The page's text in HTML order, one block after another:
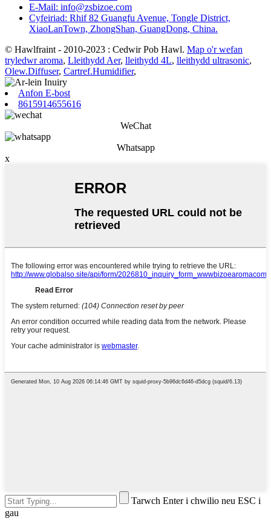
E-Mail: info@zsbizoe.com
Cyfeiriad: Rhif 82 Guangfu Avenue, Tongle District,
XiaoLanTown, ZhongShan, GuangDong, China.
© Hawlfraint - 2010-2023 : Cedwir Pob Hawl. Map o'r wefan
tryledwr aroma, Lleithydd Aer, lleithydd 4L, lleithydd ultrasonic,
Olew.Diffuser, Cartref.Humidifier,
Anfon E-bost
8615914655616
WeChat
Whatsapp
x
Tarwch Enter i chwilio neu ESC i
gau